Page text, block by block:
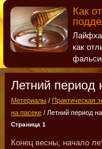
ПОИСК КОНТАКТЫ
Как
как
Летний период
Метериалы / Практическая
на пасеке / Летний период
Страница 1
Конец весны, начало